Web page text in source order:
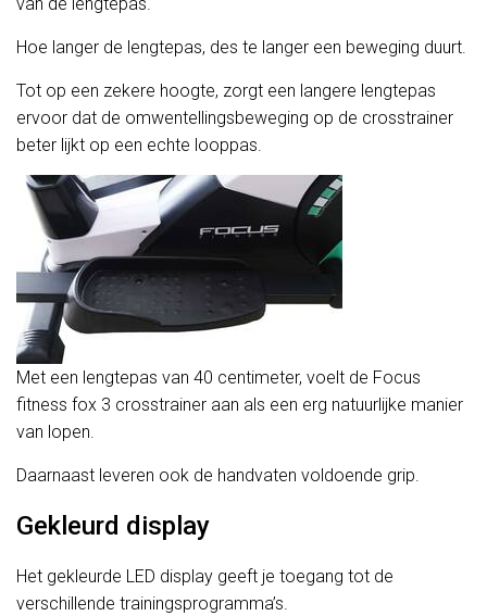
Hoe langer de lengtepas, des te langer een beweging duurt.
Tot op een zekere hoogte, zorgt een langere lengtepas
ervoor dat de omwentellingsbeweging op de crosstrainer
beter lijkt op een echte looppas.
Met een lengtepas van 40 centimeter, voelt de Focus
fitness fox 3 crosstrainer aan als een erg natuurlijke manier
van lopen.
Daarnaast leveren ook de handvaten voldoende grip.
Gekleurd display
Het gekleurde LED display geeft je toegang tot de
verschillende trainingsprogramma’s.